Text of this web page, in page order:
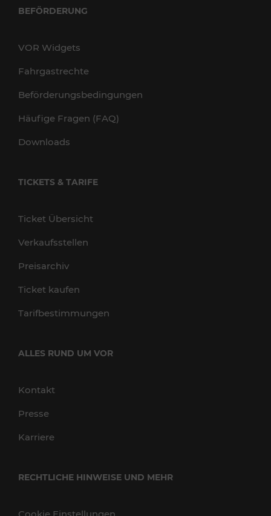
BEFÖRDERUNG
VOR Widgets
Fahrgastrechte
Beförderungsbedingungen
Häufige Fragen (FAQ)
Downloads
TICKETS & TARIFE
Ticket Übersicht
Verkaufsstellen
Preisarchiv
Ticket kaufen
Tarifbestimmungen
ALLES RUND UM VOR
Kontakt
Presse
Karriere
RECHTLICHE HINWEISE UND MEHR